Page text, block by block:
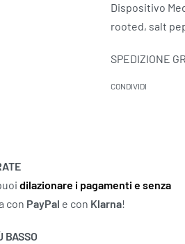
Dispositivo
rooted, salt
SPEDIZIONE
CONDIVIDI
dilazionare i pagamenti e senza
con PayPal e con Klarna!
BASSO